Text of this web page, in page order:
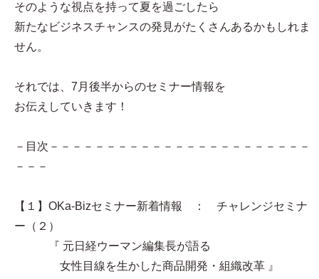
そのような視点を持って夏を過ごしたら
新たなビジネスチャンスの発見がたくさんあるかもしれま
せん。
それでは、7月後半からのセミナー情報を
お伝えしていきます！
－目次－－－－－－－－－－－－－－－－－－－－－－－
－－－
【１】OKa-Bizセミナー新着情報 ： チャレンジセミナ
ー（２）
『 元日経ウーマン編集長が語る
女性目線を生かした商品開発・組織改革 』